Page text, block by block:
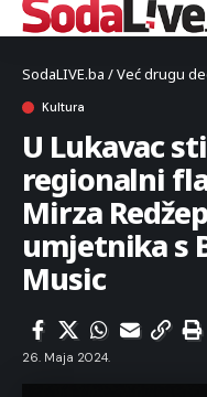
SodaLIVE.ba / Već drugu
Kultura
U Lukavac
regionalni
Mirza
umjetnika s
Music
26. Maja 2024.